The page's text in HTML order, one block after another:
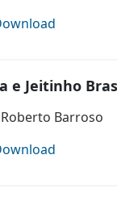
e Jeitinho
Barroso